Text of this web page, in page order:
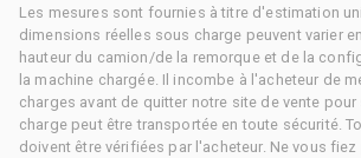
Les mesures sont fournies à titre d'estimation
dimensions réelles sous charge peuvent varier
hauteur du camion/de la remorque et de la
la machine chargée. Il incombe à l'acheteur de
charges avant de quitter notre site de vente
charge peut être transportée en toute sécurité.
doivent être vérifiées par l'acheteur. Ne vous